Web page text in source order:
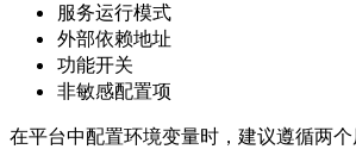
服务运行模式
外部依赖地址
功能开关
非敏感配置项
在平台中配置环境变量时，建议遵循两个